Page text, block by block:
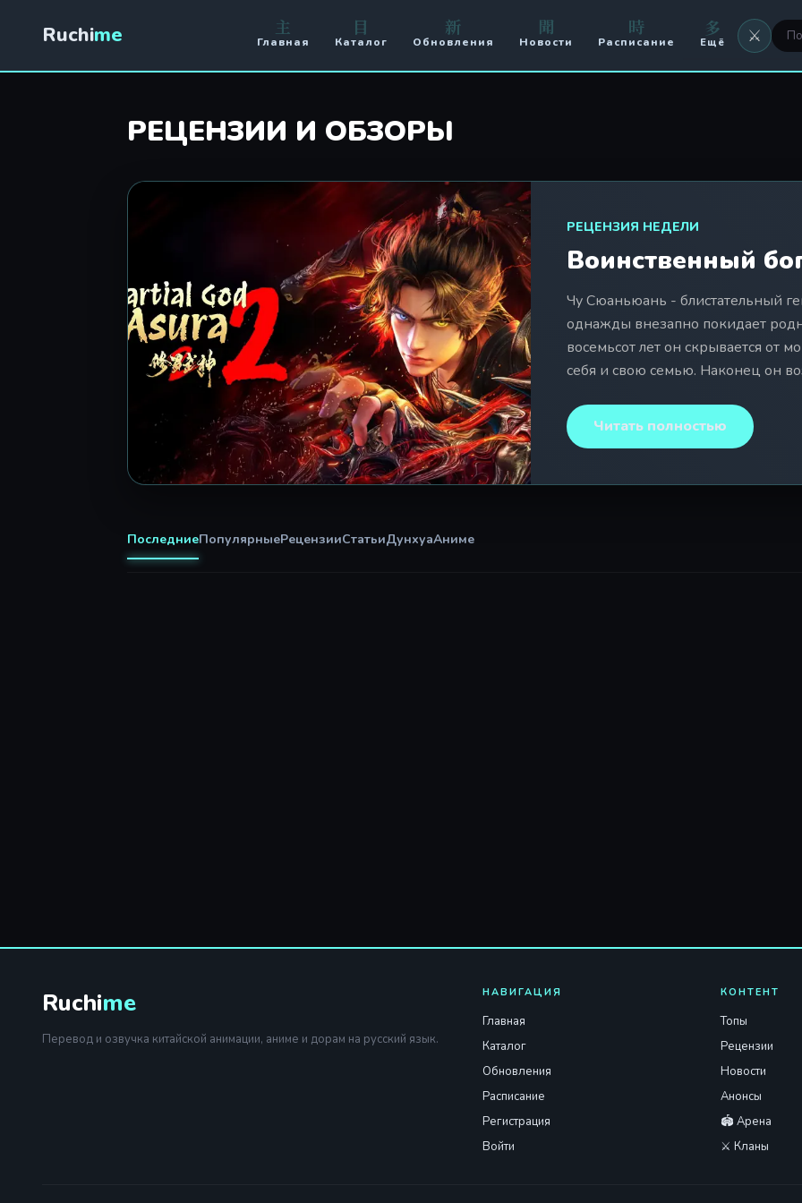
Ruchime 主
Главная
目
Каталог
新
Обновления
聞
Новости
時
Расписание
多
Ещё ⚔️
⚔️ Оружие
⚔️ Кланы
РЕЦЕНЗИИ И ОБЗОРЫ
РЕЦЕНЗИЯ НЕДЕЛИ
Воинственный
Чу Сюаньюань - блистательный
однажды внезапно покидает
восемьсот лет он скрывается от
себя и свою семью. Наконец он
их ждёт коварный заговор:
«отбросом», лишённым
мрачное место, где сама земля
Читать полностью
ПоследниеПопулярныеРецензииСтатьиДунхуаАниме
Ruchime
Перевод и озвучка китайской анимации, аниме и дорам на русский язык.
НАВИГАЦИЯ
Главная
Каталог
Обновления
Расписание
Регистрация
Войти
КОНТЕНТ
Топы
Рецензии
Новости
Анонсы
🏟️ Арена
⚔️ Кланы